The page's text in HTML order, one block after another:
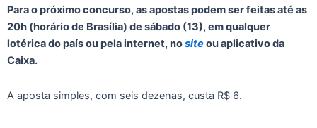
Para o próximo concurso, as apostas podem ser feitas até as
20h (horário de Brasília) de sábado (13), em qualquer
lotérica do país ou pela internet, nositeou aplicativo da
Caixa.
A aposta simples, com seis dezenas, custa R$ 6.